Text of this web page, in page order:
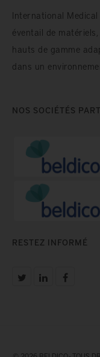
International
éventail de
hauts de gamme
dans un
NOS SOCIÉTÉS
RESTEZ INFORMÉ